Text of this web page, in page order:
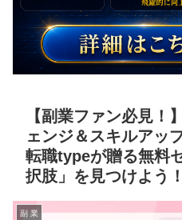
【副業ファン必見！
ェンジ＆スキルアッ
転職typeが贈る無料
択肢」を見つけよう！
副 業